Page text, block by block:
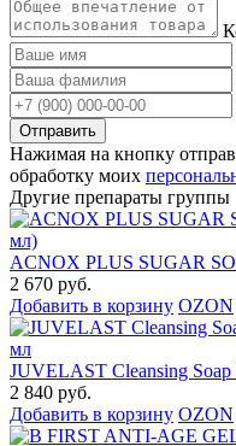
Нажимая на кнопку
обработку моих
Другие препараты группы
ACNOX PLUS SUGAR
2 670 руб.
Добавить в корзину OZON
JUVELAST Cleansing
2 840 руб.
Добавить в корзину OZON